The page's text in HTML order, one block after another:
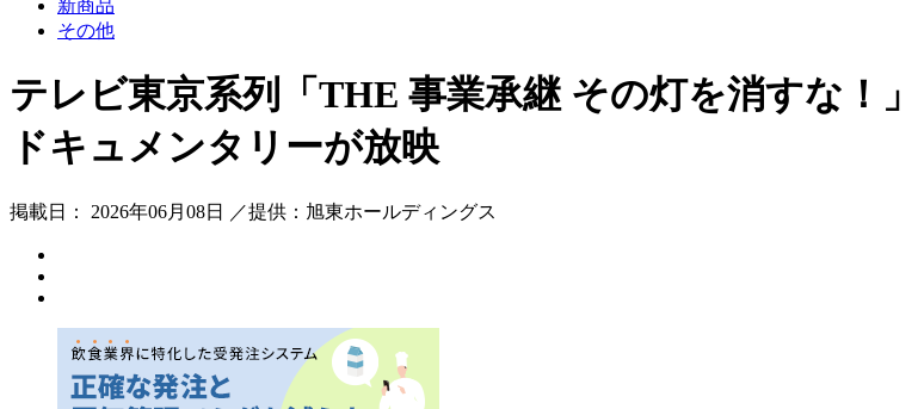
新商品
その他
テレビ東京系列「THE 事業承継 その灯を消すな！
ドキュメンタリーが放映
掲載日： 2026年06月08日 ／提供：旭東ホールディングス